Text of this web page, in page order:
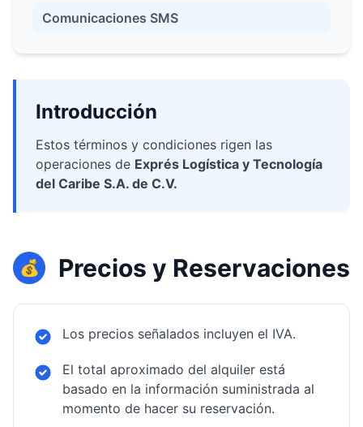
Comunicaciones SMS
Introducción
Estos términos y condiciones rigen las
operaciones de Exprés Logística y Tecnología
del Caribe S.A. de C.V.
💰 Precios y Reservaciones
Los precios señalados incluyen el IVA.
El total aproximado del alquiler está
basado en la información suministrada al
momento de hacer su reservación.